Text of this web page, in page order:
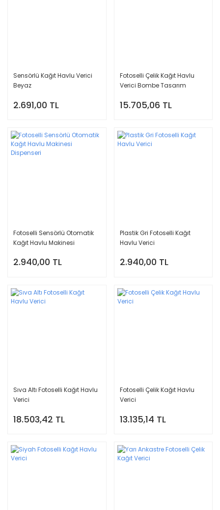
Sensörlü Kağıt Havlu Verici
Beyaz
2.691,00 TL
Fotoselli Çelik Kağıt Havlu
Verici Bombe Tasarım
15.705,06 TL
Fotoselli Sensörlü Otomatik
Kağıt Havlu Makinesi
2.940,00 TL
Plastik Gri Fotoselli Kağıt
Havlu Verici
2.940,00 TL
Sıva Altı Fotoselli Kağıt Havlu
Verici
18.503,42 TL
Fotoselli Çelik Kağıt Havlu
Verici
13.135,14 TL